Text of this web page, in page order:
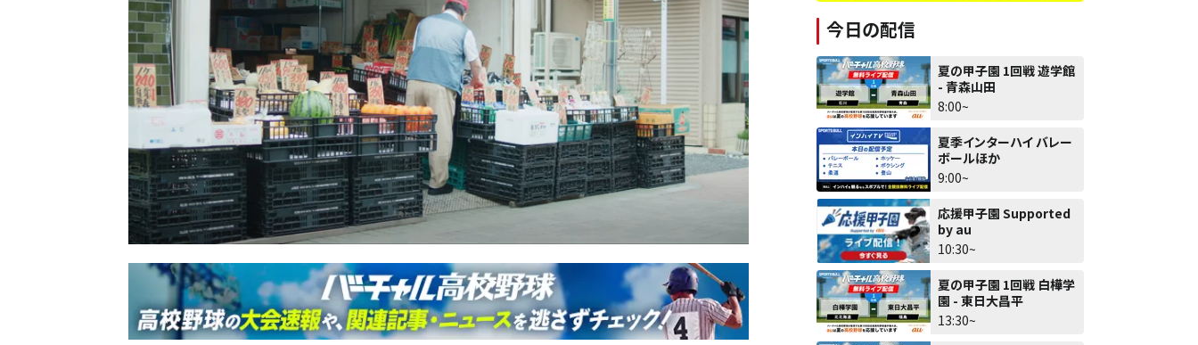
今日の配信
夏の甲子園 1回戦 遊学館
- 青森山田
8:00~
夏季インターハイ バレー
ボールほか
9:00~
応援甲子園 Supported
by au
10:30~
夏の甲子園 1回戦 白樺学
園 - 東日大昌平
13:30~